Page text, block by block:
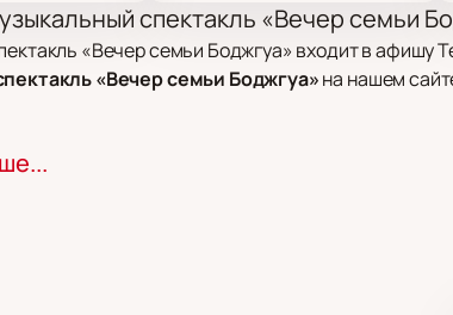
спектакль «Вечер семьи
«Вечер семьи Боджгуа» входит в афишу
«Вечер семьи Боджгуа»на нашем
о династии Боджгуа и сочетает музыку,